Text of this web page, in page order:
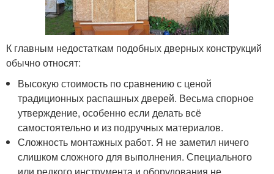
К главным недостаткам подобных дверных конструкций
обычно относят:
Высокую стоимость по сравнению с ценой
традиционных распашных дверей. Весьма спорное
утверждение, особенно если делать всё
самостоятельно и из подручных материалов.
Сложность монтажных работ. Я не заметил ничего
слишком сложного для выполнения. Специального
или редкого инструмента и оборудования не